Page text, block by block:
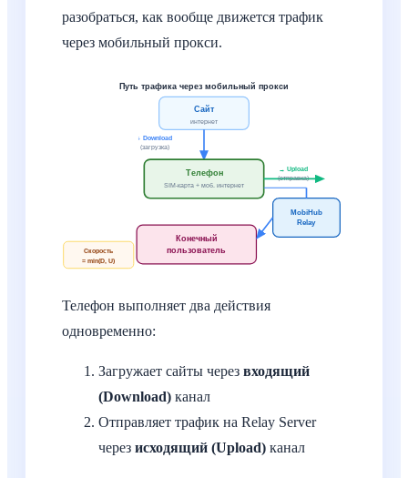
разобраться, как вообще движется трафик
через мобильный прокси.
Путь трафика через мобильный прокси
Сайт
интернет
↓ Download
(загрузка)
Телефон
SIM-карта + моб. интернет
→ Upload
(отправка)
MobiHub
Relay
Конечный
пользователь
Скорость
= min(D, U)
Телефон выполняет два действия
одновременно:
Загружает сайты через входящий
(Download) канал
Отправляет трафик на Relay Server
через исходящий (Upload) канал